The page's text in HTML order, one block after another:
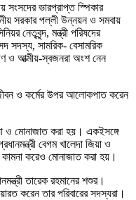
সংসদের ভারপ্রাপ্ত স্পিকার
সরকার পল্লী উন্নয়ন ও সমবায়
নেতৃবৃন্দ, মন্ত্রী পরিষদের
সদস্য, সামরিক- বেসামরিক
ও আত্মীয়-স্বজনরা অংশ নেন
ও কর্মের উপর আলোকপাত করেন
ও মোনাজাত করা হয়। একইসঙ্গে
বেগম খালেদা জিয়া ও
করেও মোনাজাত করা হয়।
তারেক রহমানের শশুর।
করেন তার পরিবারের সদস্যরা।